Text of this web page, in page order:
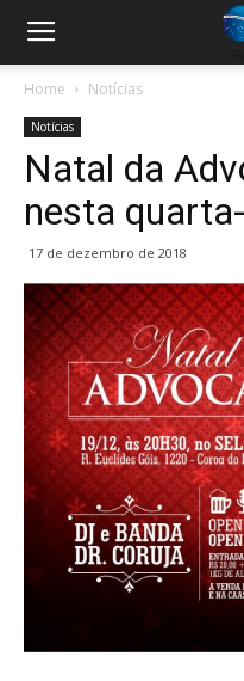
Home Notícias
Notícias
Natal da
nesta
17 de dezembro de 2018